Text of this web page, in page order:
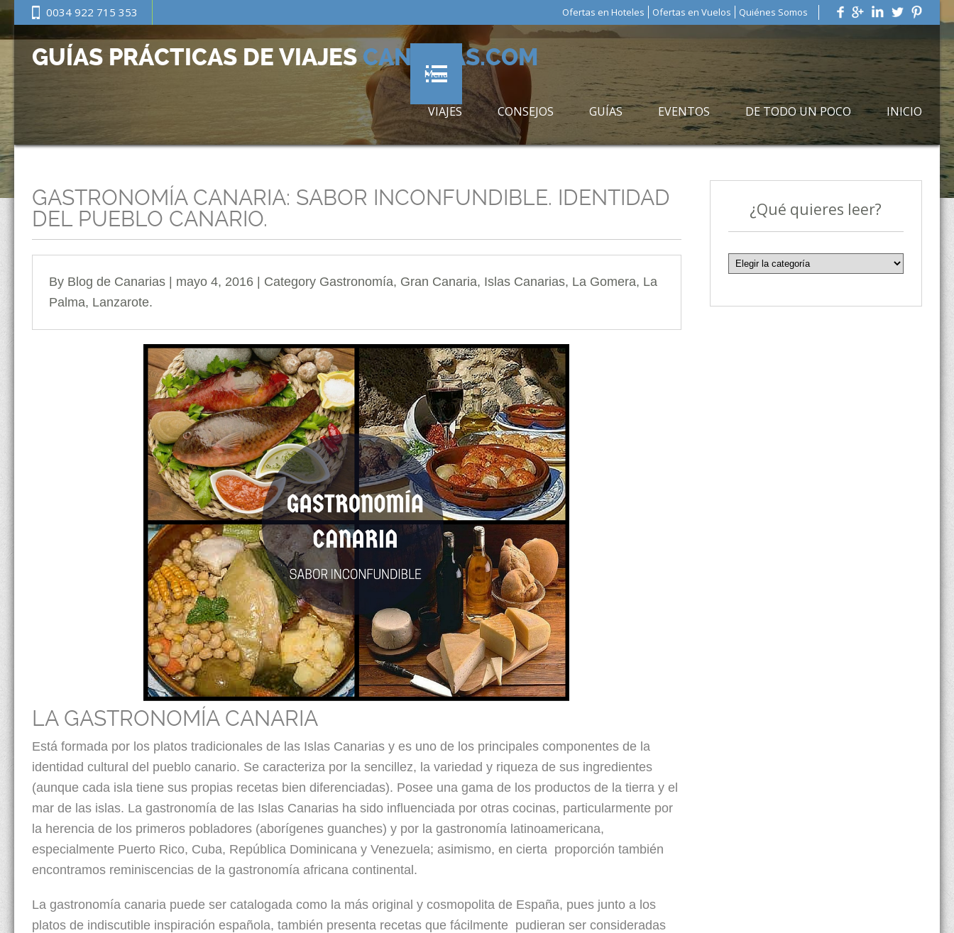
0034 922 715 353 Ofertas en Hoteles Ofertas en Vuelos Quiénes Somos
GUÍAS PRÁCTICAS DE VIAJESCANARIAS.COM
Menu
VIAJES CONSEJOS GUÍAS EVENTOS DE TODO UN POCO INICIO
GASTRONOMÍA CANARIA: SABOR INCONFUNDIBLE. IDENTIDAD
DEL PUEBLO CANARIO.
By Blog de Canarias | mayo 4, 2016 | Category Gastronomía, Gran Canaria, Islas Canarias, La Gomera, La
Palma, Lanzarote.
LA GASTRONOMÍA CANARIA
Está formada por los platos tradicionales de las Islas Canarias y es uno de los principales componentes de la
identidad cultural del pueblo canario. Se caracteriza por la sencillez, la variedad y riqueza de sus ingredientes
(aunque cada isla tiene sus propias recetas bien diferenciadas). Posee una gama de los productos de la tierra y el
mar de las islas. La gastronomía de las Islas Canarias ha sido influenciada por otras cocinas, particularmente por
la herencia de los primeros pobladores (aborígenes guanches) y por la gastronomía latinoamericana,
especialmente Puerto Rico, Cuba, República Dominicana y Venezuela; asimismo, en cierta proporción también
encontramos reminiscencias de la gastronomía africana continental.
La gastronomía canaria puede ser catalogada como la más original y cosmopolita de España, pues junto a los
platos de indiscutible inspiración española, también presenta recetas que fácilmente pudieran ser consideradas
¿Qué quieres leer?